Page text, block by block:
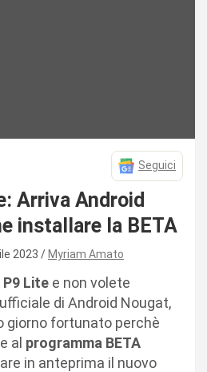
Seguici
Arriva Android
installare la BETA
2023 Myriam Amato
P9 Lite e non volete
di Android Nougat,
giorno fortunato perchè
al programma BETA
in anteprima il nuovo